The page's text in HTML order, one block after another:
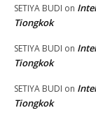
SETIYA BUDI on
Tiongkok
SETIYA BUDI on
Tiongkok
SETIYA BUDI on
Tiongkok